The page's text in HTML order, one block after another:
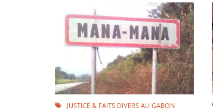
JUSTICE & FAITS DIVERS AU GABON